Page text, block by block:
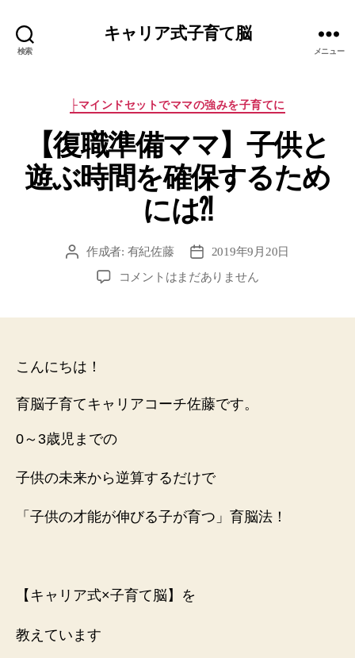
検索
キャリア式子育て脳
メニュー
カ
ゴ
リ
ー
├マインドセットでママの強みを子育てに
【復職準備ママ】子供と
遊ぶ時間を確保するため
には⁈
投
作成者: 有紀佐藤
投
稿
日
2019年9月20日
【復
供
と
時
間
確
た
コメントはまだありません
こんにちは！
育脳子育てキャリアコーチ佐藤です。
0～3歳児までの
子供の未来から逆算するだけで
「子供の才能が伸びる子が育つ」育脳法！
【キャリア式×子育て脳】を
教えています